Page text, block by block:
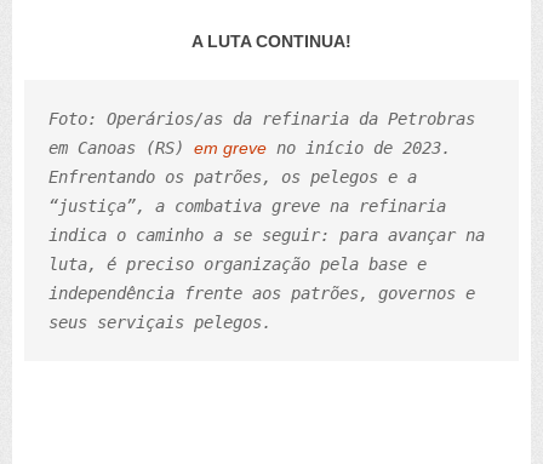
A LUTA CONTINUA!
Foto: Operários/as da refinaria da Petrobras
em Canoas (RS) em greve no início de 2023.
Enfrentando os patrões, os pelegos e a
“justiça”, a combativa greve na refinaria
indica o caminho a se seguir: para avançar na
luta, é preciso organização pela base e
independência frente aos patrões, governos e
seus serviçais pelegos.